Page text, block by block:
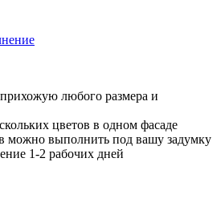
любого размера и
цветов в одном фасаде
можно выполнить под вашу задумку
1-2 рабочих дней